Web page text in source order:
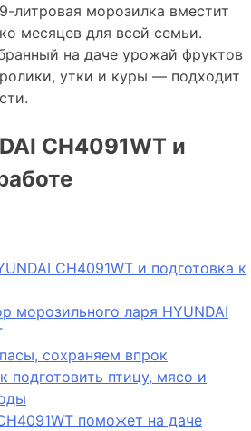
литровая морозилка вместит
месяцев для всей семьи.
на даче урожай фруктов
утки и куры — подходит
CH4091WT и
CH4091WT и подготовка к
морозильного ларя HYUNDAI
сохраняем впрок
подготовить птицу, мясо и
поможет на даче